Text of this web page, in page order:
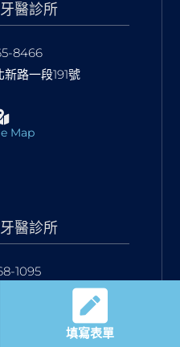
填寫表單
醫診所
8466
路一段191號
Map
醫診所
1095